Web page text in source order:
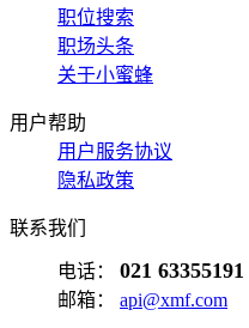
职位搜索
职场头条
关于小蜜蜂
用户帮助
用户服务协议
隐私政策
联系我们
电话： 021 63355191
邮箱： api@xmf.com